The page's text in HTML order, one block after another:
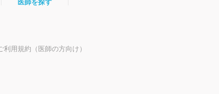
医師を探す
利用規約（医師の方向け）